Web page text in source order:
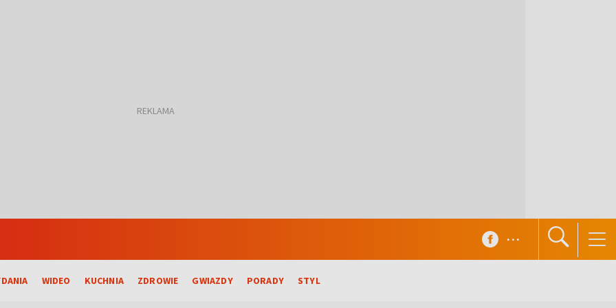
WIDEO KUCHNIA ZDROWIE GWIAZDY PORADY STYL
...